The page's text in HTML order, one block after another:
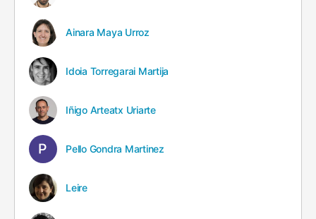
Ainara Maya Urroz
Idoia Torregarai Martija
Iñigo Arteatx Uriarte
Pello Gondra Martinez
Leire